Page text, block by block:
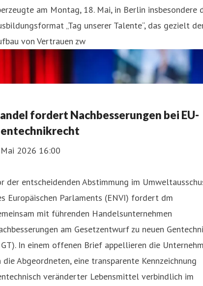
am Montag, 18. Mai, in Berlin insbesondere
„Tag unserer Talente“, das gezielt
von Vertrauen zw
fordert Nachbesserungen bei EU-
2026 16:00
der entscheidenden Abstimmung im
Europäischen Parlaments (ENVI) fordert dm
mit führenden Handelsunternehmen
am Gesetzentwurf zu neuen
In einem offenen Brief appellieren die
die Abgeordneten, eine transparente Kennzeichnung
veränderter Lebensmittel verbindlich im